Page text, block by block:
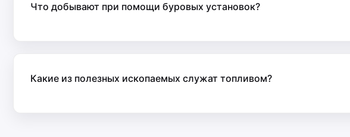
Что добывают при помощи буровых установок?
Какие из полезных ископаемых служат топливом?